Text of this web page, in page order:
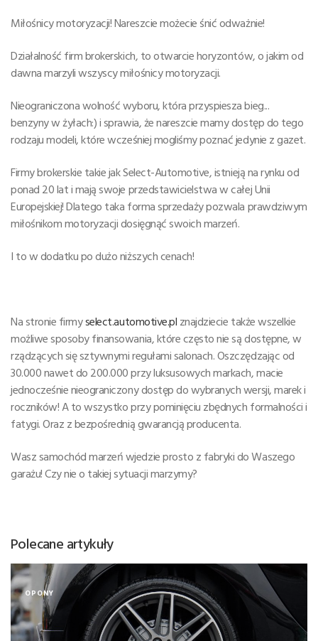
Miłośnicy motoryzacji! Nareszcie możecie śnić odważnie!
Działalność firm brokerskich, to otwarcie horyzontów, o jakim od
dawna marzyli wszyscy miłośnicy motoryzacji.
Nieograniczona wolność wyboru, która przyspiesza bieg...
benzyny w żyłach:) i sprawia, że nareszcie mamy dostęp do tego
rodzaju modeli, które wcześniej mogliśmy poznać jedynie z gazet.
Firmy brokerskie takie jak Select-Automotive, istnieją na rynku od
ponad 20 lat i mają swoje przedstawicielstwa w całej Unii
Europejskiej! Dlatego taka forma sprzedaży pozwala prawdziwym
miłośnikom motoryzacji dosięgnąć swoich marzeń.
I to w dodatku po dużo niższych cenach!
Na stronie firmyselect.automotive.pl znajdziecie także wszelkie
możliwe sposoby finansowania, które często nie są dostępne, w
rządzących się sztywnymi regułami salonach. Oszczędzając od
30.000 nawet do 200.000 przy luksusowych markach, macie
jednocześnie nieograniczony dostęp do wybranych wersji, marek i
roczników! A to wszystko przy pominięciu zbędnych formalności i
fatygi. Oraz z bezpośrednią gwarancją producenta.
Wasz samochód marzeń wjedzie prosto z fabryki do Waszego
garażu! Czy nie o takiej sytuacji marzymy?
Polecane artykuły
OPONY